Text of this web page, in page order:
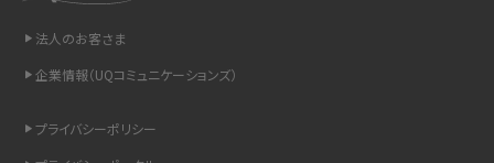
Wi-Fiを快適に使うための速度はどれくらい？用途別の目安・回線ごとの平均を
紹介
LINEの着信音や通知音の設定・変更方法を解説！鳴らない場合の対処法も紹介
法人のお客さま
企業情報（UQコミュニケーションズ）
プライバシーポリシー